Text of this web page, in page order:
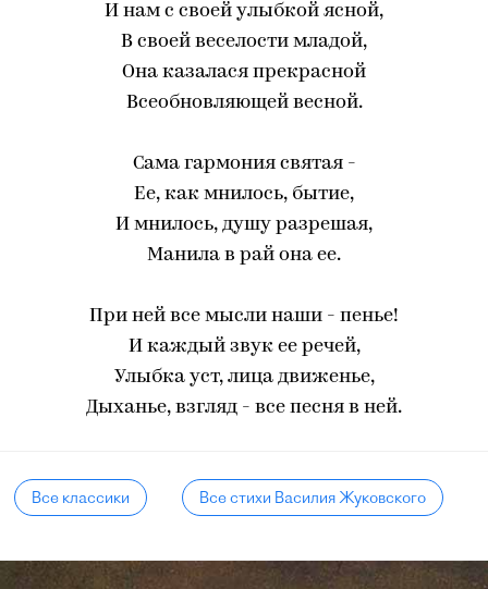
И нам с своей улыбкой ясной,
В своей веселости младой,
Она казалася прекрасной
Всеобновляющей весной.
Сама гармония святая -
Ее, как мнилось, бытие,
И мнилось, душу разрешая,
Манила в рай она ее.
При ней все мысли наши - пенье!
И каждый звук ее речей,
Улыбка уст, лица движенье,
Дыханье, взгляд - все песня в ней.
Все классики Все стихи Василия Жуковского